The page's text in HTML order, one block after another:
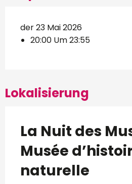
der 23 Mai 2026
20:00 Um 23:55
Lokalisierung
La Nuit des
Musée
naturelle